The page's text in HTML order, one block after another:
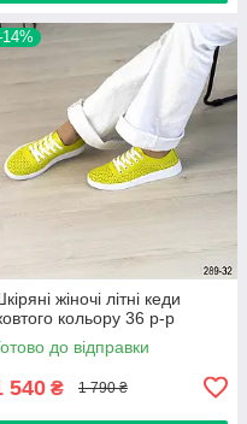
жіночі літні кеди
кольору 36 р-р
до відправки
540 ₴ 1 790 ₴